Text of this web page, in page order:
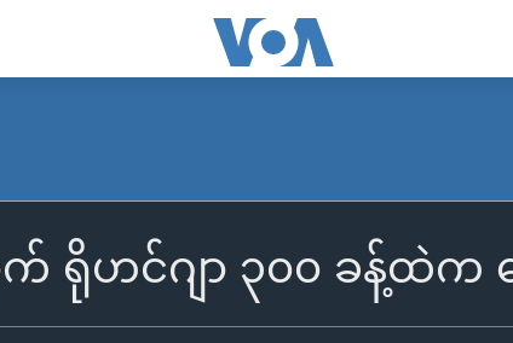
ာက် ရိုဟင်ဂျာ ၃၀၀ ခန့်ထဲ